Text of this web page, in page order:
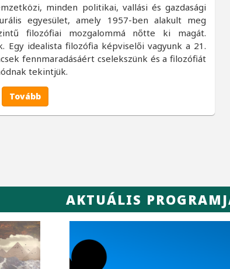
minden politikai, vallási és gazdasági
egyesület, amely 1957-ben alakult meg
filozófiai mozgalommá nőtte ki magát.
Egy idealista filozófia képviselői vagyunk a 21.
fennmaradásáért cselekszünk és a filozófiát
tekintjük.
Tovább
AKTUÁLIS